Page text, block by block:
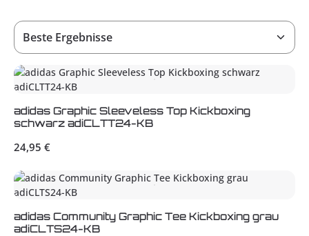
adidas Graphic Sleeveless Top Kickboxing
schwarz adiCLTT24-KB
Regulärer Preis:
24,95 €
adidas Community Graphic Tee Kickboxing grau
adiCLTS24-KB